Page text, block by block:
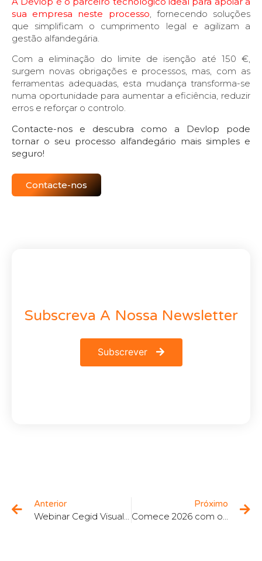
sua empresa neste processo , fornecendo soluções
que simplificam o cumprimento legal e agilizam a
gestão alfandegária.
Com a eliminação do limite de isenção até 150 €,
surgem novas obrigações e processos, mas, com as
ferramentas adequadas, esta mudança transforma-se
numa oportunidade para aumentar a eficiência, reduzir
erros e reforçar o controlo.
Contacte-nos e descubra como a Devlop pode
tornar o seu processo alfandegário mais simples e
seguro!
Contacte-nos
Subscreva A Nossa Newsletter
Subscrever
Anterior
Webinar Cegid Visualtime – Otimização dos RH, Gestão de Tempo Inteligente e Máxima Produtividade
Próximo
Comece 2026 com o Cegid Vendus – Até 6 meses grátis!